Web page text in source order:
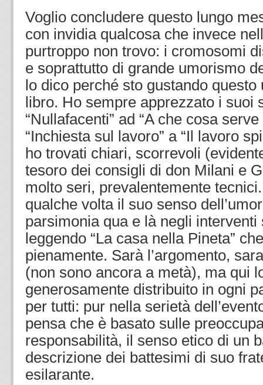
Voglio concludere questo lungo
con invidia qualcosa che invece
purtroppo non trovo: i cromosomi
e soprattutto di grande umorismo
lo dico perché sto gustando
libro. Ho sempre apprezzato i suoi
“Nullafacenti” ad “A che cosa
“Inchiesta sul lavoro” a “Il lavoro
ho trovati chiari, scorrevoli
tesoro dei consigli di don Milani e
molto seri, prevalentemente
qualche volta il suo senso
parsimonia qua e là negli
leggendo “La casa nella Pineta”
pienamente. Sarà l’argomento,
(non sono ancora a metà), ma qui
generosamente distribuito in ogni
per tutti: pur nella serietà
pensa che è basato sulle
responsabilità, il senso etico di un
descrizione dei battesimi di suo
esilarante.